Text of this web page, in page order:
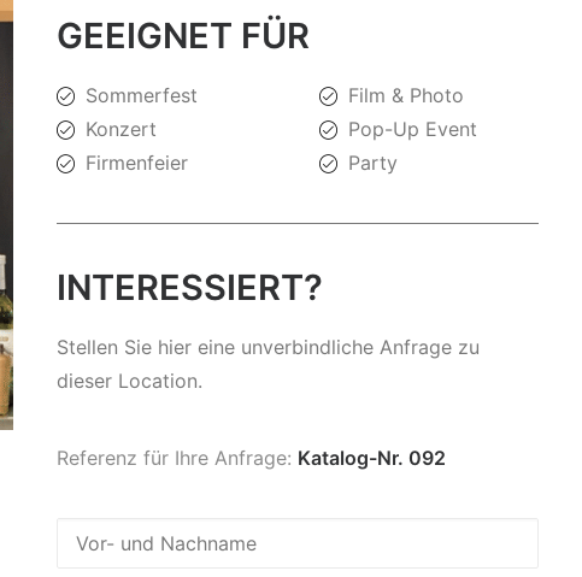
GEEIGNET FÜR
Sommerfest
Konzert
Firmenfeier
Film & Photo
Pop-Up Event
Party
INTERESSIERT?
Stellen Sie hier eine unverbindliche Anfrage zu
dieser Location.
Referenz für Ihre Anfrage: Katalog-Nr. 092